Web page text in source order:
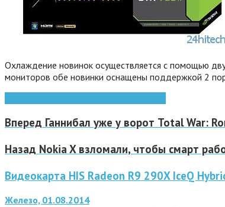
Охлаждение новинок осуществляется с помощью
мониторов обе новинки оснащены поддержкой 2
Вперед Ганнибал уже у ворот Total War:
Назад Nokia X взломали, чтобы смарт
Видеокарта HIS Radeon R9 290X IceQ
Железо, 01.08.2014